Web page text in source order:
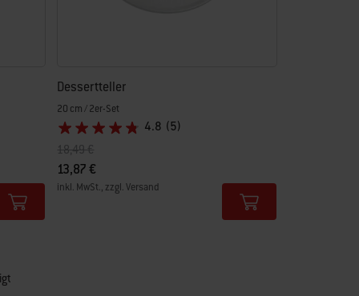
Dessertteller
20 cm / 2er-Set
4.8 (5)
Preis reduziert von
18,49 €auf
13,87 €
inkl. MwSt., zzgl. Versand